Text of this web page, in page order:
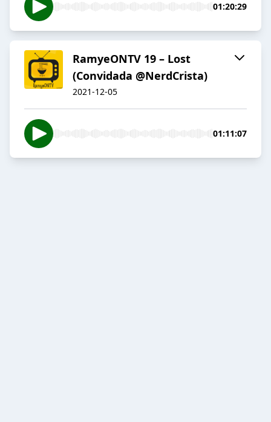
01:20:29
RamyeONTV 19 – Lost
(Convidada @NerdCrista)
2021-12-05
01:11:07